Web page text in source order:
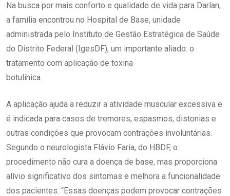
Na busca por mais conforto e qualidade de vida para Darlan,
a família encontrou no Hospital de Base, unidade
administrada pelo Instituto de Gestão Estratégica de Saúde
do Distrito Federal (IgesDF), um importante aliado: o
tratamento com aplicação de toxina
botulínica.
A aplicação ajuda a reduzir a atividade muscular excessiva e
é indicada para casos de tremores, espasmos, distonias e
outras condições que provocam contrações involuntárias.
Segundo o neurologista Flávio Faria, do HBDF, o
procedimento não cura a doença de base, mas proporciona
alívio significativo dos sintomas e melhora a funcionalidade
dos pacientes. “Essas doenças podem provocar contrações